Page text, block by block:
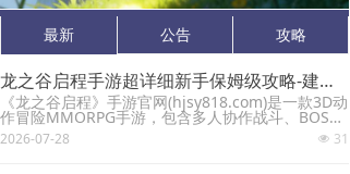
最新 公告 攻略
龙之谷启程手游超详细新手保姆级攻略-建议收藏！
《龙之谷启程》手游官网(hjsy818.com)是一款3D动
作冒险MMORPG手游，包含多人协作战斗、BOSS
挑战、装备收集及开放式地图探索等玩法。延续了
阿尔特里亚大陆的奇幻世界观，支持虚拟摇杆和技
넶 31
2026-07-28